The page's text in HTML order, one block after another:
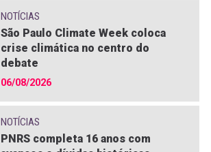
NOTÍCIAS
São Paulo Climate Week coloca
crise climática no centro do
debate
06/08/2026
NOTÍCIAS
PNRS completa 16 anos com